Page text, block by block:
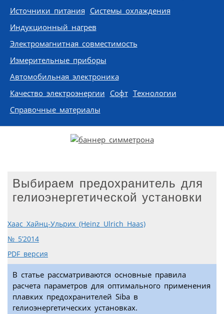
Источники питания Системы охлаждения
Индукционный нагрев
Электромагнитная совместимость
Измерительные приборы
Автомобильная электроника
Качество электроэнергии Софт Технологии
Справочные материалы
Выбираем предохранитель для
гелиоэнергетической установки
Хаас Хайнц-Ульрих (Heinz Ulrich Haas)
№ 5’2014
PDF версия
В статье рассматриваются основные правила
расчета параметров для оптимального применения
плавких предохранителей Siba в
гелиоэнергетических установках.